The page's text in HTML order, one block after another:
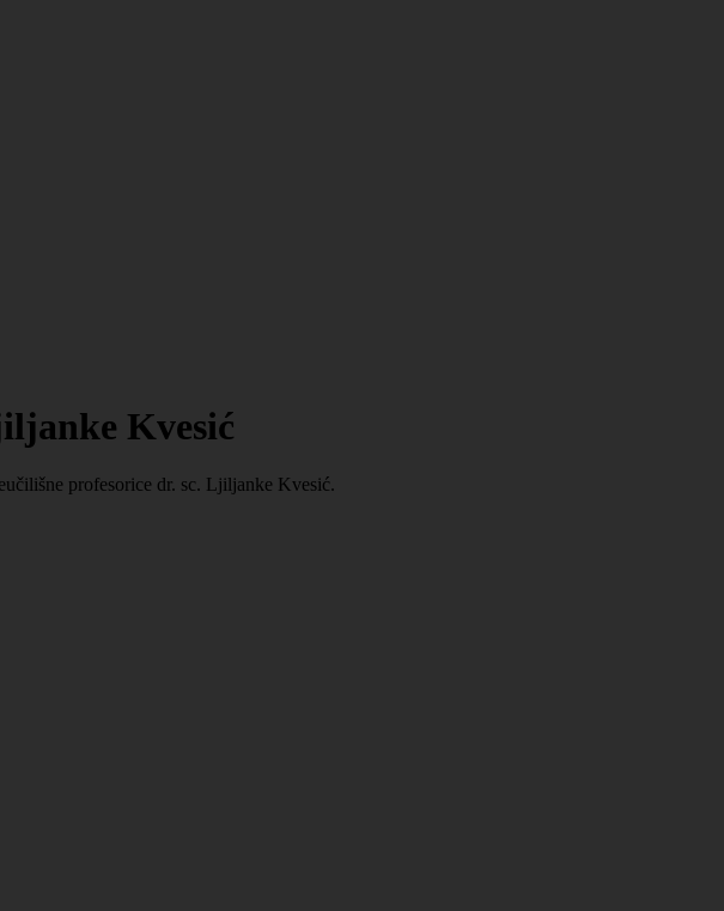
Kvesić
profesorice dr. sc. Ljiljanke Kvesić.